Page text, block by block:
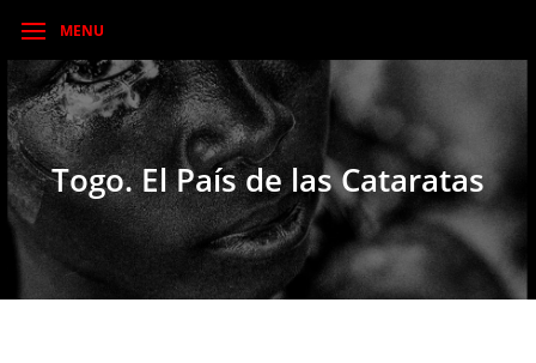
MENU
Togo. El País de las Cataratas